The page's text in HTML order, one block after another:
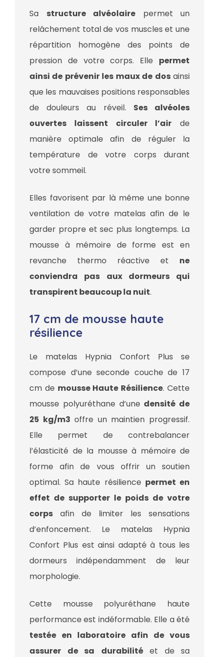
Sa structure alvéolaire permet un
relâchement total de vos muscles et une
répartition homogène des points de
pression de votre corps. Elle permet
ainsi de prévenir les maux de dosainsi
que les mauvaises positions responsables
de douleurs au réveil. Ses alvéoles
ouvertes laissent circuler l’air de
manière optimale afin de réguler la
température de votre corps durant
votre sommeil.
Elles favorisent par là même une bonne
ventilation de votre matelas afin de le
garder propre et sec plus longtemps. La
mousse à mémoire de forme est en
revanche thermo réactive et ne
conviendra pas aux dormeurs qui
transpirent beaucoup la nuit.
17 cm de mousse haute
résilience
Le matelas Hypnia Confort Plus se
compose d’une seconde couche de 17
cm de mousse Haute Résilience. Cette
mousse polyuréthane d’une densité de
25 kg/m3 offre un maintien progressif.
Elle permet de contrebalancer
l’élasticité de la mousse à mémoire de
forme afin de vous offrir un soutien
optimal. Sa haute résilience permet en
effet de supporter le poids de votre
corps afin de limiter les sensations
d’enfoncement. Le matelas Hypnia
Confort Plus est ainsi adapté à tous les
dormeurs indépendamment de leur
morphologie.
Cette mousse polyuréthane haute
performance est indéformable. Elle a été
testée en laboratoire afin de vous
assurer de sa
durabilitéet de sa